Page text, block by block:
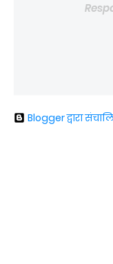
Blogger द्वारा